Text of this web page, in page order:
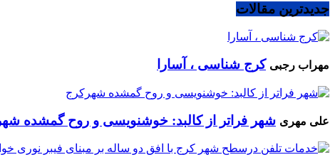
جدیدترین مقالات
مهراب رجبی کرج شناسی ، آسارا
علی مهری شهر فراتر از کالبد: خوشنویسی و روح گمشده